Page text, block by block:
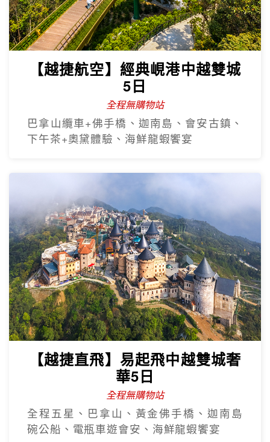
全程無購物站
巴拿山纜車+佛手橋、迦南島、會安古鎮、
下午茶+奧黛體驗、海鮮龍蝦饗宴
【越捷直飛】易起飛中越雙城奢
華5日
全程無購物站
全程五星、巴拿山、黃金佛手橋、迦南島
碗公船、電瓶車遊會安、海鮮龍蝦饗宴